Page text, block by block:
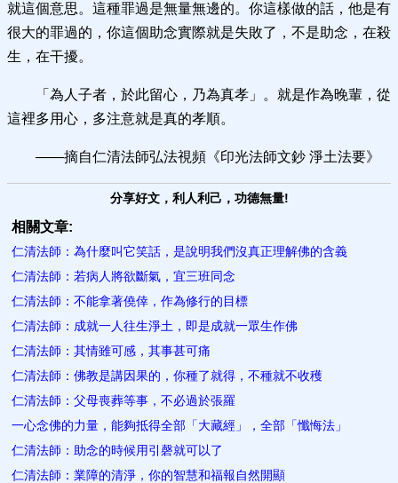
就這個意思。這種罪過是無量無邊的。你這樣做的話，他是有
很大的罪過的，你這個助念實際就是失敗了，不是助念，在殺
生，在干擾。
「為人子者，於此留心，乃為真孝」。就是作為晚輩，從
這裡多用心，多注意就是真的孝順。
——摘自仁清法師弘法視頻《印光法師文鈔 淨土法要》
分享好文，利人利己，功德無量!
相關文章:
仁清法師：為什麼叫它笑話，是說明我們沒真正理解佛的含義
仁清法師：若病人將欲斷氣，宜三班同念
仁清法師：不能拿著僥倖，作為修行的目標
仁清法師：成就一人往生淨土，即是成就一眾生作佛
仁清法師：其情雖可感，其事甚可痛
仁清法師：佛教是講因果的，你種了就得，不種就不收穫
仁清法師：父母喪葬等事，不必過於張羅
一心念佛的力量，能夠抵得全部「大藏經」，全部「懺悔法」
仁清法師：助念的時候用引磬就可以了
仁清法師：業障的清淨，你的智慧和福報自然開顯